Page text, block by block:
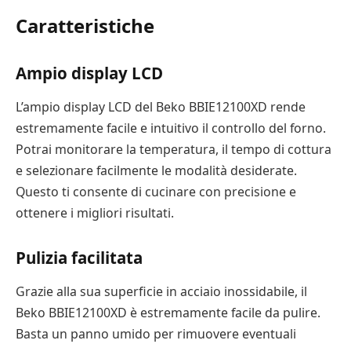
Caratteristiche
Ampio display LCD
L’ampio display LCD del Beko BBIE12100XD rende
estremamente facile e intuitivo il controllo del forno.
Potrai monitorare la temperatura, il tempo di cottura
e selezionare facilmente le modalità desiderate.
Questo ti consente di cucinare con precisione e
ottenere i migliori risultati.
Pulizia facilitata
Grazie alla sua superficie in acciaio inossidabile, il
Beko BBIE12100XD è estremamente facile da pulire.
Basta un panno umido per rimuovere eventuali